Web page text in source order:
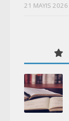
21 MAYIS 2026